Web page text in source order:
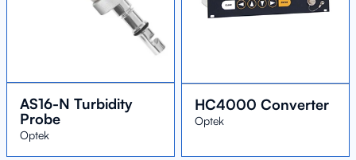
AS16-N Turbidity
Probe
Optek
HC4000 Converter
Optek